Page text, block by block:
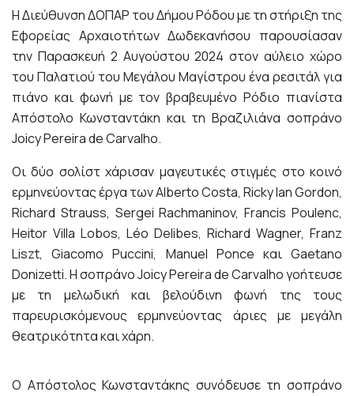
Η Διεύθυνση ΔΟΠΑΡ του Δήμου Ρόδου με τη στήριξη της
Εφορείας Αρχαιοτήτων Δωδεκανήσου παρουσίασαν
την Παρασκευή 2 Αυγούστου 2024 στον αύλειο χώρο
του Παλατιού του Μεγάλου Μαγίστρου ένα ρεσιτάλ για
πιάνο και φωνή με τον βραβευμένο Ρόδιο πιανίστα
Απόστολο Κωνσταντάκη και τη Βραζιλιάνα σοπράνο
Joicy Pereira de Carvalho.
Οι δύο σολίστ χάρισαν μαγευτικές στιγμές στο κοινό
ερμηνεύοντας έργα των Alberto Costa, Ricky Ian Gordon,
Richard Strauss, Sergei Rachmaninov, Francis Poulenc,
Heitor Villa Lobos, Léo Delibes, Richard Wagner, Franz
Liszt, Giacomo Puccini, Manuel Ponce και Gaetano
Donizetti. Η σοπράνο Joicy Pereira de Carvalho γοήτευσε
με τη μελωδική και βελούδινη φωνή της τους
παρευρισκόμενους ερμηνεύοντας άριες με μεγάλη
θεατρικότητα και χάρη.
Ο Απόστολος Κωνσταντάκης συνόδευσε τη σοπράνο